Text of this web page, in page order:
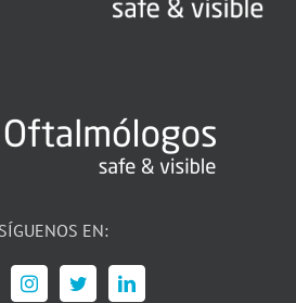
SÍGUENOS EN: